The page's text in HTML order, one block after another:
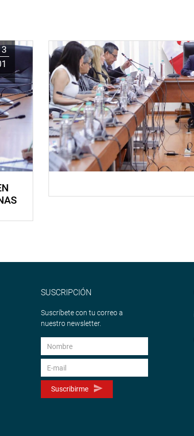
SUSCRIPCIÓN
Suscríbete con tu correo a
nuestro newsletter.
Suscribirme